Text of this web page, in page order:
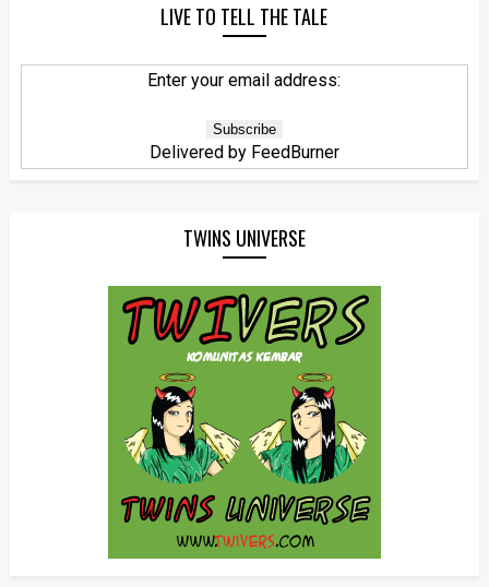
LIVE TO TELL THE TALE
Enter your email address:
Delivered by FeedBurner
TWINS UNIVERSE